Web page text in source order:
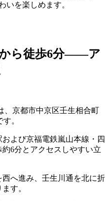
いを楽しめます。
から徒歩6分——ア
、京都市中京区壬生相合町
。
よび京福電鉄嵐山本線・四
6分とアクセスしやすい立
へ進み、壬生川通を北に折
す。